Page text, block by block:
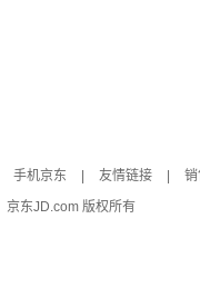
手机京东 友情链接 销
京东JD.com 版权所有